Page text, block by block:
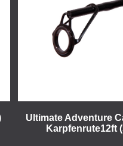
Ultimate Adventure
Karpfenrute12ft